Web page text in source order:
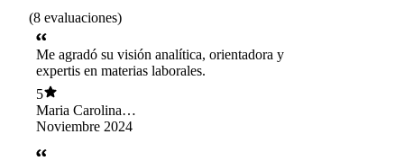
(8 evaluaciones)
Me agradó su visión analítica, orientadora y
expertis en materias laborales.
5
Maria Carolina
Aguirre Bustos
Noviembre 2024